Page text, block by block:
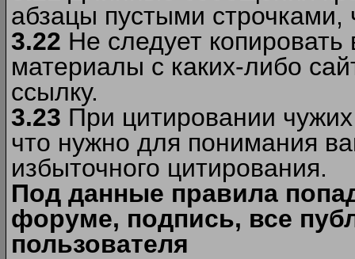
абзацы пустыми
3.22 Не следует
материалы c каких-либо
ссылку.
3.23 При цитировании
что нужно для понимания
избыточного цитирования.
Под данные правила
форуме, подпись, все
пользователя